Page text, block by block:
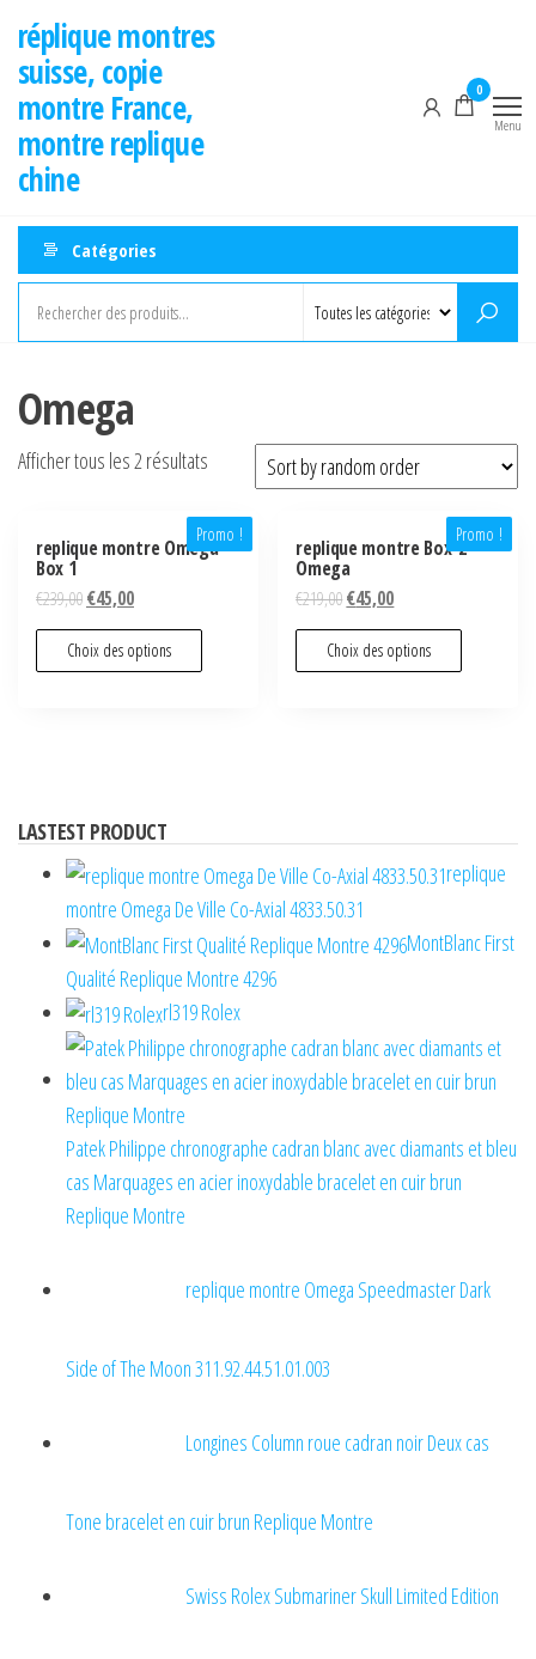
contenu
réplique montres
suisse, copie
montre France,
montre replique
chine
0
Menu
Catégories
Omega
Afficher tous les 2 résultats
Promo !
replique montre Omega-
Box 1
€239,00€45,00
Choix des options
Promo !
replique montre Box-2
Omega
€219,00€45,00
Choix des options
LASTEST PRODUCT
replique
montre Omega De Ville Co-Axial 4833.50.31
MontBlanc First
Qualité Replique Montre 4296
rl319 Rolex
Patek Philippe chronographe cadran blanc avec diamants et bleu
cas Marquages ​​en acier inoxydable bracelet en cuir brun
Replique Montre
replique montre Omega Speedmaster Dark
Side of The Moon 311.92.44.51.01.003
Longines Column roue cadran noir Deux cas
Tone bracelet en cuir brun Replique Montre
Swiss Rolex Submariner Skull Limited Edition